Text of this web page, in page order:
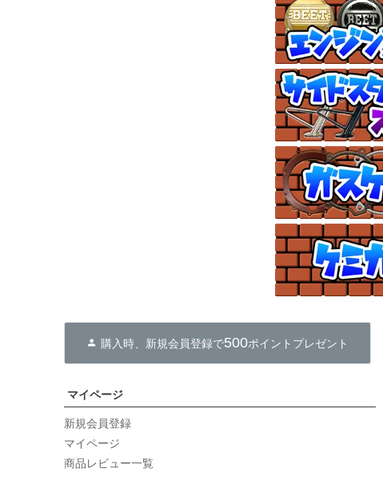
購入時、新規会員登録で500ポイントプレゼント
マイページ
新規会員登録
マイページ
商品レビュー一覧